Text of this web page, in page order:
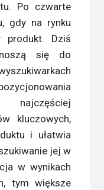
Po czwarte
gdy na rynku
produkt. Dziś
się do
najczęściej
kluczowych,
i ułatwia
jej w
w wynikach
tym większe